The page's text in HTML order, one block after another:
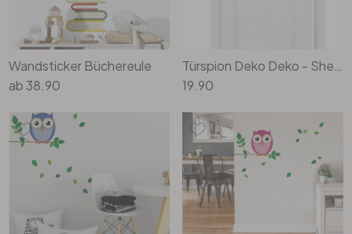
Wandtattoo & Bilderrahmen
Wandtattoo & Uhrwerk
Wandtattoo & Haken
Wandtattoo & 3D Schmetterlinge
Liebe
Familie
Künstler
Wandbilder-Set
Hexagon Bilder
Rund Bilder
Panorama Bilder
Quadratische Bilder
Selbstklebend
Papiertapeten
Tapeten Weiss
Tapeten Gold
Tapeten Schwarz
Tapeten Grau
Tischplatten
Heimtextilien
Künstlerbedarf
Wandsticker Büchereule
ab38.90
19.90